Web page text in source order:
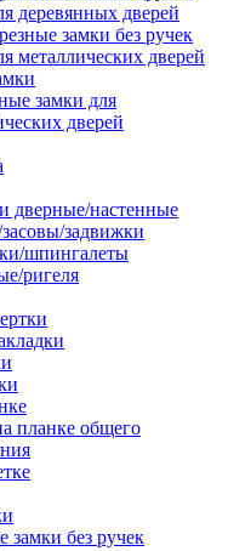
деревянных дверей
замки без ручек
металлических дверей
замки для
дверей
дверные/настенные
задвижки
шпингалеты
ригеля
планке общего
замки без ручек